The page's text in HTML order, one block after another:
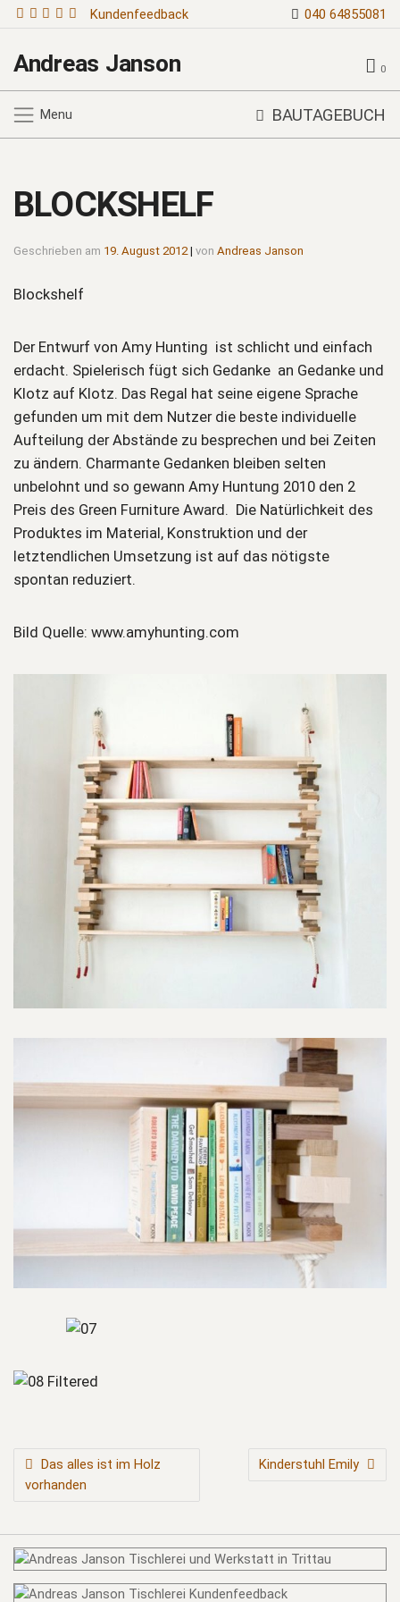
Kundenfeedback 040 64855081
Andreas Janson 0
Menu BAUTAGEBUCH
BLOCKSHELF
Geschrieben am 19. August 2012| von Andreas Janson
Blockshelf
Der Entwurf von Amy Hunting ist schlicht und einfach
erdacht. Spielerisch fügt sich Gedanke an Gedanke und
Klotz auf Klotz. Das Regal hat seine eigene Sprache
gefunden um mit dem Nutzer die beste individuelle
Aufteilung der Abstände zu besprechen und bei Zeiten
zu ändern. Charmante Gedanken bleiben selten
unbelohnt und so gewann Amy Huntung 2010 den 2
Preis des Green Furniture Award. Die Natürlichkeit des
Produktes im Material, Konstruktion und der
letztendlichen Umsetzung ist auf das nötigste
spontan reduziert.
Bild Quelle: www.amyhunting.com
BEITRAGSNAVIGATIONDas alles ist im Holz
vorhanden
Kinderstuhl Emily